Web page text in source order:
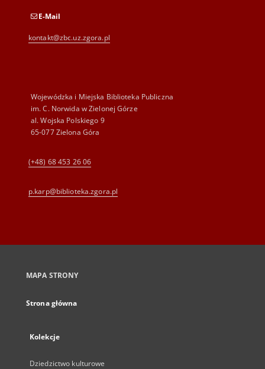
E-Mail
kontakt@zbc.uz.zgora.pl
Wojewódzka i Miejska Biblioteka Publiczna
im. C. Norwida w Zielonej Górze
al. Wojska Polskiego 9
65-077 Zielona Góra
(+48) 68 453 26 06
p.karp@biblioteka.zgora.pl
MAPA STRONY
Strona główna
Kolekcje
Dziedzictwo kulturowe